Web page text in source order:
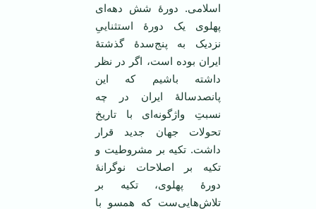
اسلامی. دورۀ شش دهه‌ای
پهلوی یک دورۀ استثناییِ
نزدیک به پنج‌سدۀ گذشتۀ
ایران بوده است، اگر در نظر
داشته باشیم که این
پانصدسالۀ ایران در چه
نسبتِ واژگونه‌ای با تاریخ
تحولات جهان جدید قرار
داشت. تکیه بر مشروطیت و
تکیه بر اصلاحات نوگرانۀ
دورۀ پهلوی، تکیه بر
تلاش‌هایی‌ست که همسو با